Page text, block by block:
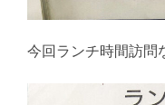
今回ランチ時間訪問